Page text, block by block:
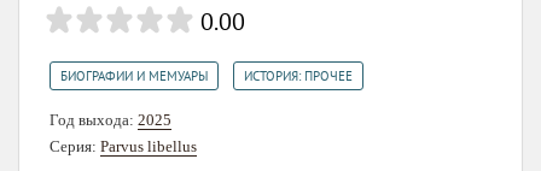
0.00
БИОГРАФИИ И МЕМУАРЫ ИСТОРИЯ: ПРОЧЕЕ
Год выхода: 2025
Серия: Parvus libellus